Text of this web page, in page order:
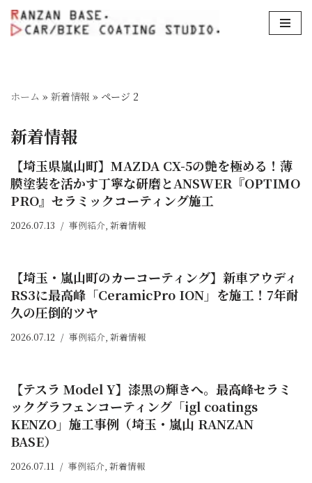
コ
ン
へ
ス
キ
ッ
プ
ホーム » 新着情報 » ページ 2
新着情報
【埼玉県嵐山町】MAZDA CX-5の艶を極める！薄
膜塗装を活かす丁寧な研磨とANSWER『OPTIMO
PRO』セラミックコーティング施工⁡
2026.07.13 事例紹介, 新着情報
【埼玉・嵐山町のカーコーティング】新車アウディ
RS3に最高峰「CeramicPro ION」を施工！7年耐
久の圧倒的ツヤ
2026.07.12 事例紹介, 新着情報
⁡【テスラ Model Y】漆黒の輝きへ。最高峰セラミ
ックグラフェンコーティング「igl coatings
KENZO」施工事例（埼玉・嵐山 RANZAN
BASE）
2026.07.11 事例紹介, 新着情報